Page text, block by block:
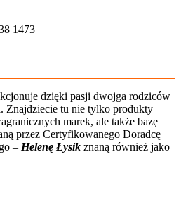
1473
dzięki pasji dwojga rodziców
Znajdziecie tu nie tylko produkty
marek, ale także bazę
przez Certyfikowanego Doradcę
– Helenę Łysik znaną również jako